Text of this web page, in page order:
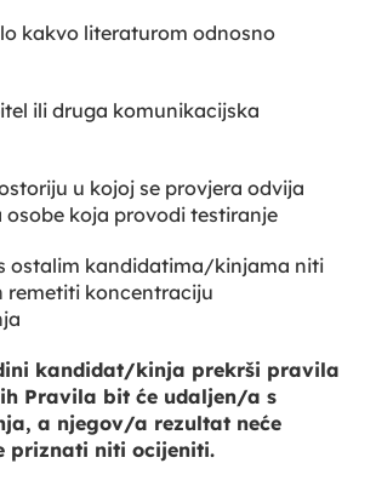
kakvo literaturom odnosno
ili druga komunikacijska
u kojoj se provjera odvija
osobe koja provodi testiranje
ostalim kandidatima/kinjama niti
remetiti koncentraciju
kandidat/kinja prekrši pravila
Pravila bit će udaljen/a s
a njegov/a rezultat neće
priznati niti ocijeniti.